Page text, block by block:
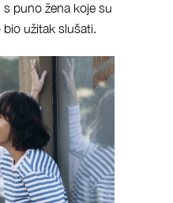
s puno žena koje su
užitak slušati.